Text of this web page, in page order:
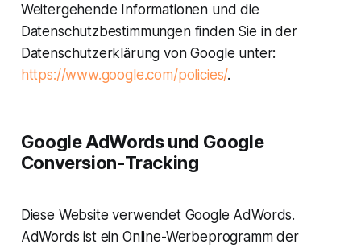
Weitergehende Informationen und die
Datenschutzbestimmungen finden Sie in der
Datenschutzerklärung von Google unter:
https://www.google.com/policies/.
Google AdWords und Google
Conversion-Tracking
Diese Website verwendet Google AdWords.
AdWords ist ein Online-Werbeprogramm der